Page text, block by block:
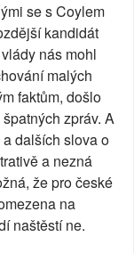
se s Coylem
kandidát
nás mohl
malých
faktům, došlo
zpráv. A
dalších slova o
a nezná
že pro české
na
naštěstí ne.